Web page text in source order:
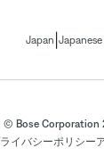
Japan Japanese
© Bose Corporation
イバシーポリシー